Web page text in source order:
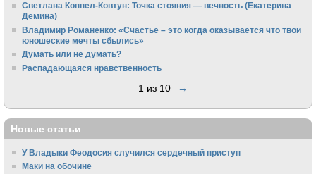
Светлана Коппел-Ковтун: Точка стояния — вечность (Екатерина
Демина)
Владимир Романенко: «Счастье – это когда оказывается что твои
юношеские мечты сбылись»
Думать или не думать?
Распадающаяся нравственность
1 из 10 →
Новые статьи
У Владыки Феодосия случился сердечный приступ
Маки на обочине